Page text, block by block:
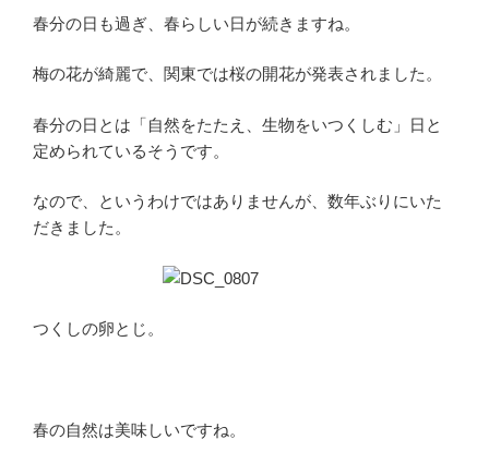
春分の日も過ぎ、春らしい日が続きますね。
梅の花が綺麗で、関東では桜の開花が発表されました。
春分の日とは「自然をたたえ、生物をいつくしむ」日と
定められているそうです。
なので、というわけではありませんが、数年ぶりにいた
だきました。
つくしの卵とじ。
春の自然は美味しいですね。